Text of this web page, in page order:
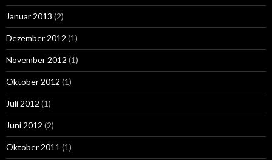
Januar 2013 (2)
Dezember 2012 (1)
November 2012 (1)
Oktober 2012 (1)
Juli 2012 (1)
Juni 2012 (2)
Oktober 2011 (1)